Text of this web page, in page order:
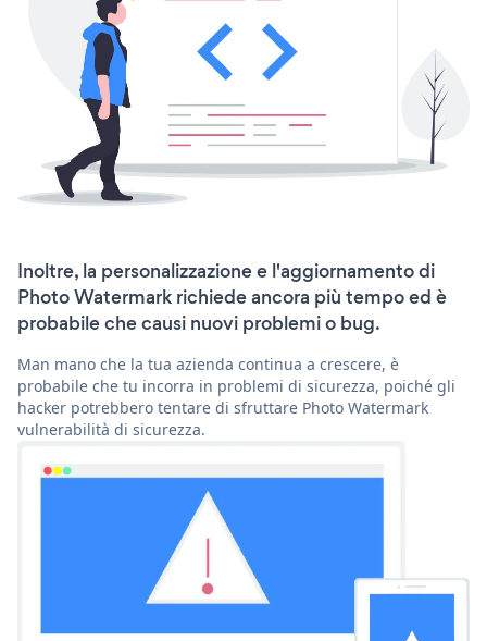
Inoltre, la personalizzazione e l'aggiornamento di
Photo Watermark richiede ancora più tempo ed è
probabile che causi nuovi problemi o bug.
Man mano che la tua azienda continua a crescere, è
probabile che tu incorra in problemi di sicurezza, poiché gli
hacker potrebbero tentare di sfruttare Photo Watermark
vulnerabilità di sicurezza.